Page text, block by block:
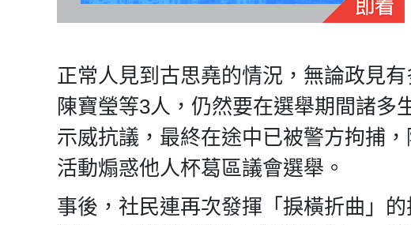
正常人見到古思堯的情況，無論政見
陳寶瑩等3人，仍然要在選舉期間諸多
示威抗議，最終在途中已被警方拘捕
活動煽惑他人杯葛區議會選舉。
事後，社民連再次發揮「捩橫折曲」